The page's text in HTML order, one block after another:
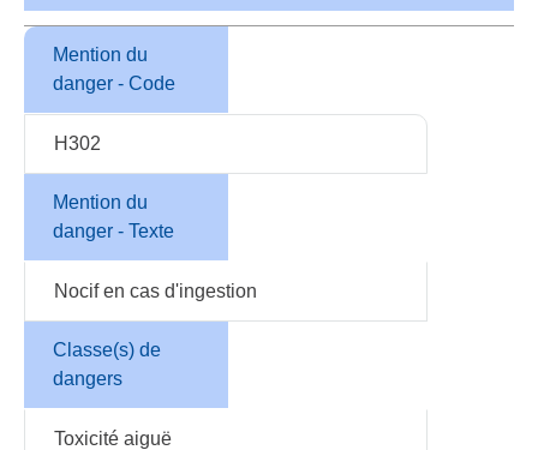
Mention du
danger - Code
H302
Mention du
danger - Texte
Nocif en cas d'ingestion
Classe(s) de
dangers
Toxicité aiguë